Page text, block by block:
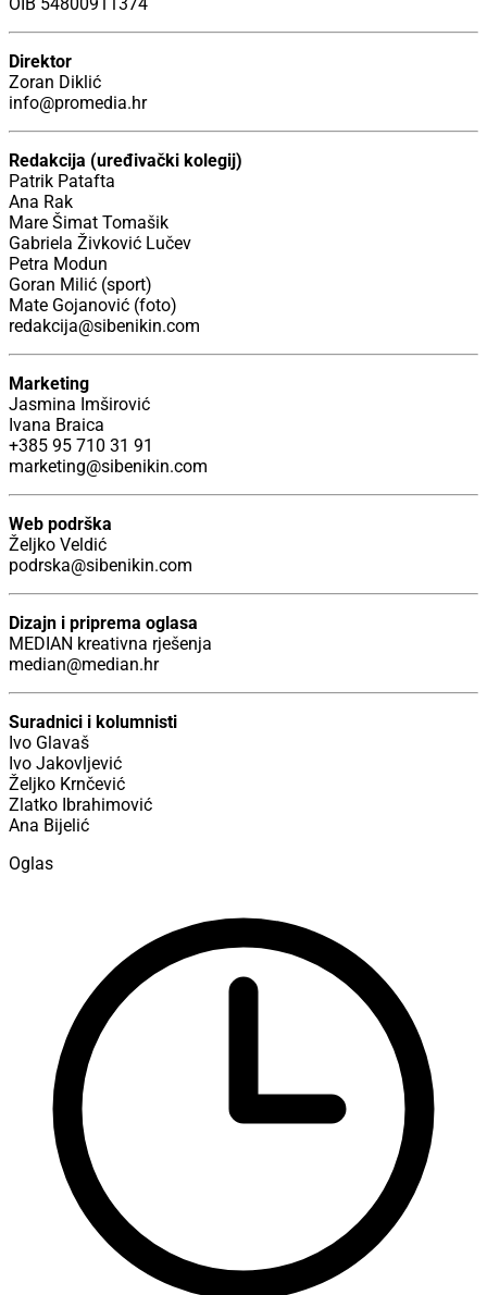
OIB 54800911374
Direktor
Zoran Diklić
info@promedia.hr
Redakcija (uređivački kolegij)
Patrik Patafta
Ana Rak
Mare Šimat Tomašik
Gabriela Živković Lučev
Petra Modun
Goran Milić (sport)
Mate Gojanović (foto)
redakcija@sibenikin.com
Marketing
Jasmina Imširović
Ivana Braica
+385 95 710 31 91
marketing@sibenikin.com
Web podrška
Željko Veldić
​podrska@sibenikin.com
Dizajn i priprema oglasa
MEDIAN kreativna rješenja
median@median.hr
Suradnici i kolumnisti
Ivo Glavaš
Ivo Jakovljević
Željko Krnčević
Zlatko Ibrahimović
Ana Bijelić
Oglas